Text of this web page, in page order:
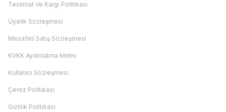
Teslimat Ve Kargı Politikası
Üyelik Sözleşmesi
Mesafeli Satış Sözleşmesi
KVKK Aydınlatma Metni
Kullanıcı Sözleşmesi
Çerez Politikası
Gizlilik Politikası